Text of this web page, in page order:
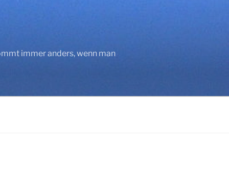
immer anders, wenn man